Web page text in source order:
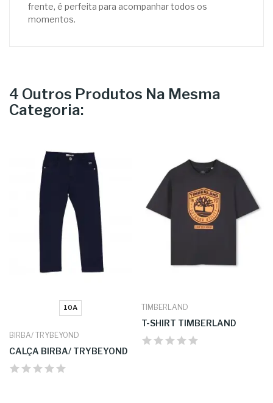
frente, é perfeita para acompanhar todos os
momentos.
4 Outros Produtos Na Mesma
Categoria:
10A
BIRBA/ TRYBEYOND
CALÇA BIRBA/ TRYBEYOND
TIMBERLAND
T-SHIRT TIMBERLAND